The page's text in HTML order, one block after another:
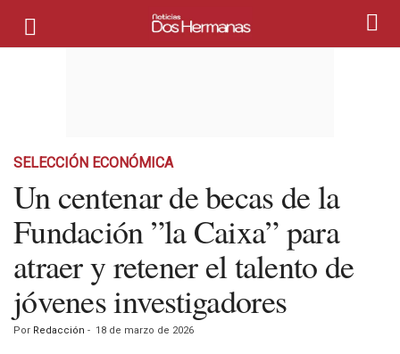
SELECCIÓN ECONÓMICA
Un centenar de becas de la
Fundación ”la Caixa” para
atraer y retener el talento de
jóvenes investigadores
Por Redacción - 18 de marzo de 2026